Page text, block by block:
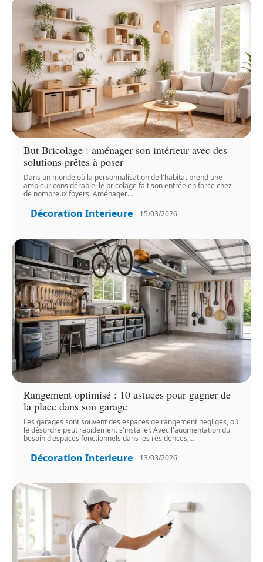
But Bricolage : aménager son intérieur avec des
solutions prêtes à poser
Dans un monde où la personnalisation de l'habitat prend une
ampleur considérable, le bricolage fait son entrée en force chez
de nombreux foyers. Aménager…
Décoration Interieure 15/03/2026
Rangement optimisé : 10 astuces pour gagner de
la place dans son garage
Les garages sont souvent des espaces de rangement négligés, où
le désordre peut rapidement s'installer. Avec l'augmentation du
besoin d'espaces fonctionnels dans les résidences,…
Décoration Interieure 13/03/2026